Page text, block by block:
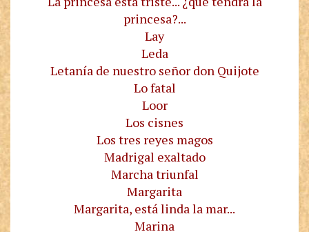
princesa?...
Lay
Leda
Letanía de nuestro señor don Quijote
Lo fatal
Loor
Los cisnes
Los tres reyes magos
Madrigal exaltado
Marcha triunfal
Margarita
Margarita, está linda la mar...
Marina